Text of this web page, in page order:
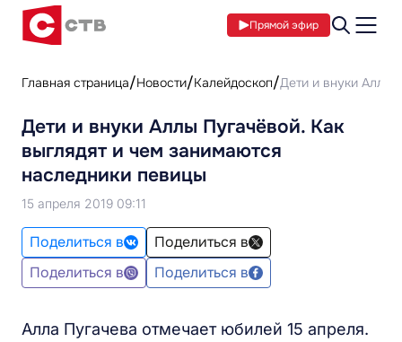
Прямой эфир
Главная страница Новости Калейдоскоп Дети и внуки Аллы
Дети и внуки Аллы Пугачёвой. Как
выглядят и чем занимаются
наследники певицы
15 апреля 2019 09:11
Поделиться в
Поделиться в
Поделиться в
Поделиться в
Алла Пугачева отмечает юбилей 15 апреля.